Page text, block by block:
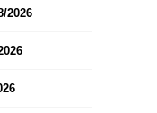
2026